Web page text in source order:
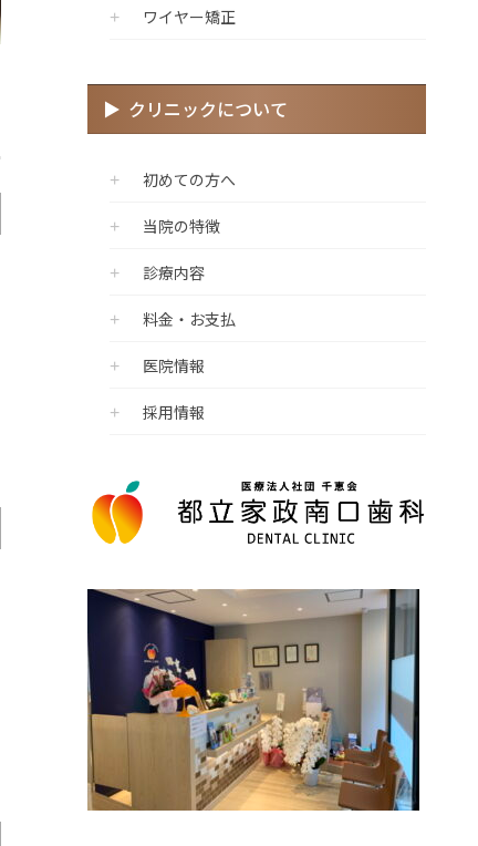
ワイヤー矯正
クリニックについて
初めての方へ
当院の特徴
診療内容
料金・お支払
医院情報
採用情報